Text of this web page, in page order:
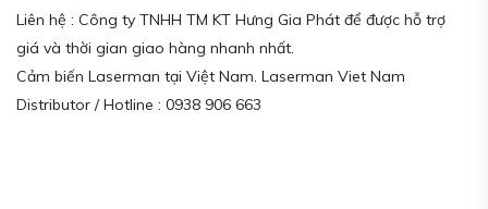
Liên hệ : Công ty TNHH TM KT Hưng Gia Phát để được hỗ trợ
giá và thời gian giao hàng nhanh nhất.
Cảm biến Laserman tại Việt Nam. Laserman Viet Nam
Distributor / Hotline : 0938 906 663